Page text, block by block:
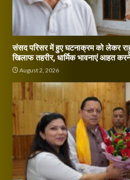
संसद परिसर में हुए घटनाक्रम को लेकर
खिलाफ तहरीर, धार्मिक भावनाएं आहत
August 2, 2026